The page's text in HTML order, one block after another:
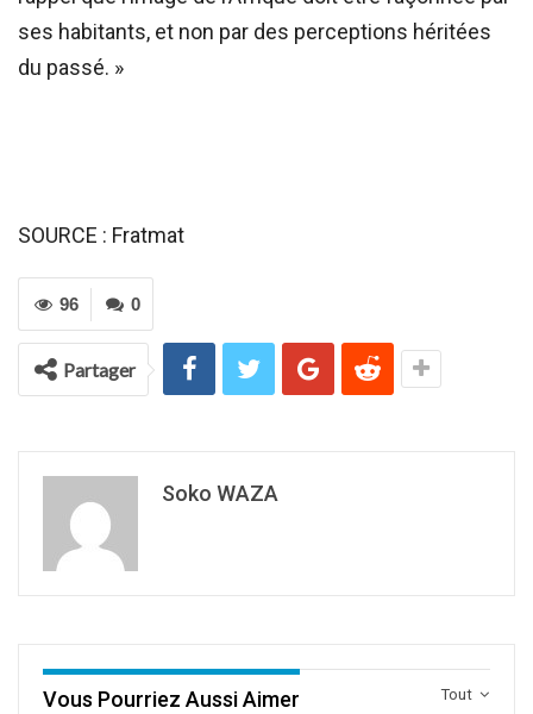
ses habitants, et non par des perceptions héritées
du passé. »
SOURCE : Fratmat
0
96
Partager
Soko WAZA
Tout
Vous Pourriez Aussi Aimer